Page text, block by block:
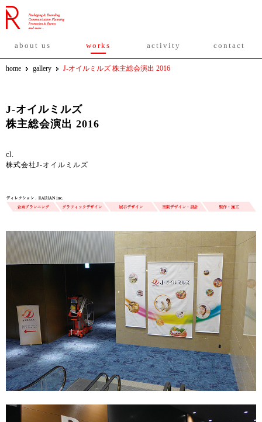
about us works activity contact
home gallery J-オイルミルズ 株主総会演出 2016
J-オイルミルズ
株主総会演出 2016
cl.
株式会社J-オイルミルズ